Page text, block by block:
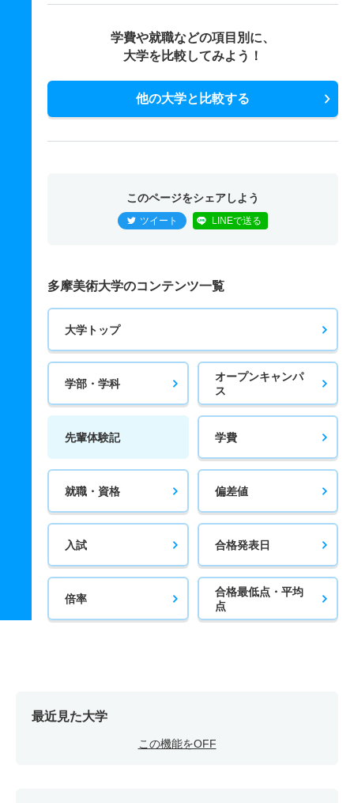
学費や就職などの項目別に、
大学を比較してみよう！
他の大学と比較する
このページをシェアしよう
ツイート LINEで送る
多摩美術大学のコンテンツ一覧
大学トップ
学部・学科
オープンキャンパ
ス
先輩体験記 学費
就職・資格 偏差値
入試 合格発表日
倍率
合格最低点・平均
点
最近見た大学
この機能をOFF